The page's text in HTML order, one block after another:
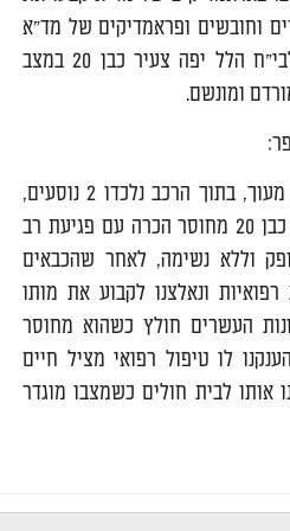
וחובשים ופראמדיקים של מד"א
העניקו טיפול רפואי ופינו לבי"ח הלל יפה צעיר כבן 20 במצב
ומונשם.
"כשהגענו למקום ראינו רכב מעוך, בתוך הרכב נלכדו 2 נוסעים,
בכסא שליד הנהג ישב צעיר כבן 20 מחוסר הכרה עם פגיעת רב
וללא נשימה, לאחר שהכבאים
רפואיות ונאלצנו לקבוע את מותו
העשרים חולץ כשהוא מחוסר
לו טיפול רפואי מציל חיים
אותו לבית חולים כשמצבו מוגדר